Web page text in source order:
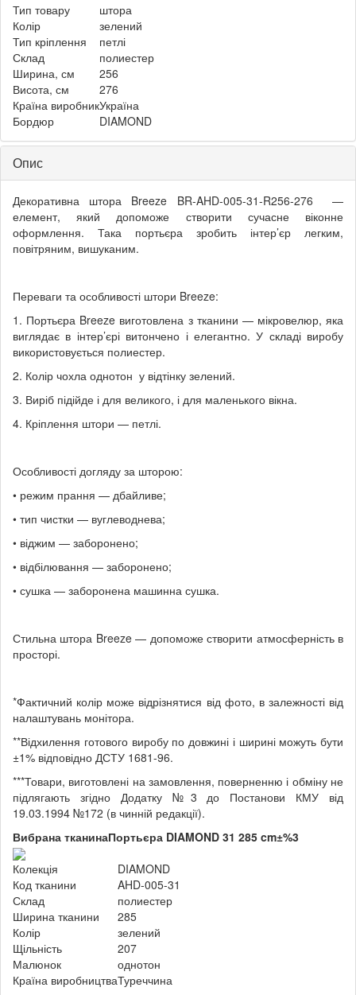
Тип товару
штора
Колір
зелений
Тип кріплення
петлі
Склад
полиестер
Ширина, см
256
Висота, см
276
Країна виробникУкраїна
Бордюр
DIAMOND
Опис
Декоративна штора Breeze BR-AHD-005-31-R256-276 —
елемент, який допоможе створити сучасне віконне
оформлення. Така портьєра зробить інтер’єр легким,
повітряним, вишуканим.
Переваги та особливості штори Breeze:
1. Портьєра Breeze виготовлена з тканини — мікровелюр, яка
виглядає в інтер’єрі витончено і елегантно. У складі виробу
використовується полиестер.
2. Колір чохла однотон у відтінку зелений.
3. Виріб підійде і для великого, і для маленького вікна.
4. Кріплення штори — петлі.
Особливості догляду за шторою:
• режим прання — дбайливе;
• тип чистки — вуглеводнева;
• віджим — заборонено;
• відбілювання — заборонено;
• сушка — заборонена машинна сушка.
Стильна штора Breeze — допоможе створити атмосферність в
просторі.
*Фактичний колір може відрізнятися від фото, в залежності від
налаштувань монітора.
**Відхилення готового виробу по довжині і ширині можуть бути
±1% відповідно ДСТУ 1681-96.
***Товари, виготовлені на замовлення, поверненню і обміну не
підлягають згідно Додатку №3 до Постанови КМУ від
19.03.1994 №172 (в чинній редакції).
Вибрана тканинаПортьєра DIAMOND 31 285 cm±%3
Колекція
DIAMOND
Код тканини
AHD-005-31
Склад
полиестер
Ширина тканини
285
Колір
зелений
Щільність
207
Малюнок
однотон
Країна виробництваТуреччина